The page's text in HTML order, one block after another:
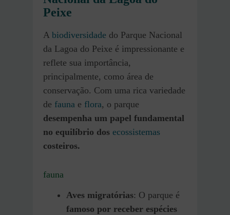
Peixe
A biodiversidade do Parque Nacional
da Lagoa do Peixe é impressionante e
reflete sua importância,
principalmente, como área de
conservação. Com uma rica variedade
de fauna e flora, o parque
desempenha um papel fundamental
no equilíbrio dos ecossistemas
costeiros.
fauna
Aves migratórias: O parque é
famoso por receber espécies